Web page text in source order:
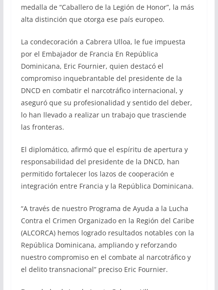
medalla de “Caballero de la Legión de Honor”, la más
alta distinción que otorga ese país europeo.
La condecoración a Cabrera Ulloa, le fue impuesta
por el Embajador de Francia En República
Dominicana, Eric Fournier, quien destacó el
compromiso inquebrantable del presidente de la
DNCD en combatir el narcotráfico internacional, y
aseguró que su profesionalidad y sentido del deber,
lo han llevado a realizar un trabajo que trasciende
las fronteras.
El diplomático, afirmó que el espíritu de apertura y
responsabilidad del presidente de la DNCD, han
permitido fortalecer los lazos de cooperación e
integración entre Francia y la República Dominicana.
“A través de nuestro Programa de Ayuda a la Lucha
Contra el Crimen Organizado en la Región del Caribe
(ALCORCA) hemos logrado resultados notables con la
República Dominicana, ampliando y reforzando
nuestro compromiso en el combate al narcotráfico y
el delito transnacional” preciso Eric Fournier.